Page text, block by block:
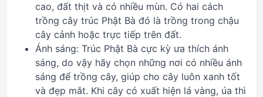
cao, đất thịt và có nhiều mùn. Có hai cách
trồng cây trúc Phật Bà đó là trồng trong chậu
cây cảnh hoặc trực tiếp trên đất.
Ánh sáng: Trúc Phật Bà cực kỳ ưa thích ánh
sáng, do vậy hãy chọn những nơi có nhiều ánh
sáng để trồng cây, giúp cho cây luôn xanh tốt
và đẹp mắt. Khi cây có xuất hiện lá vàng, úa thì